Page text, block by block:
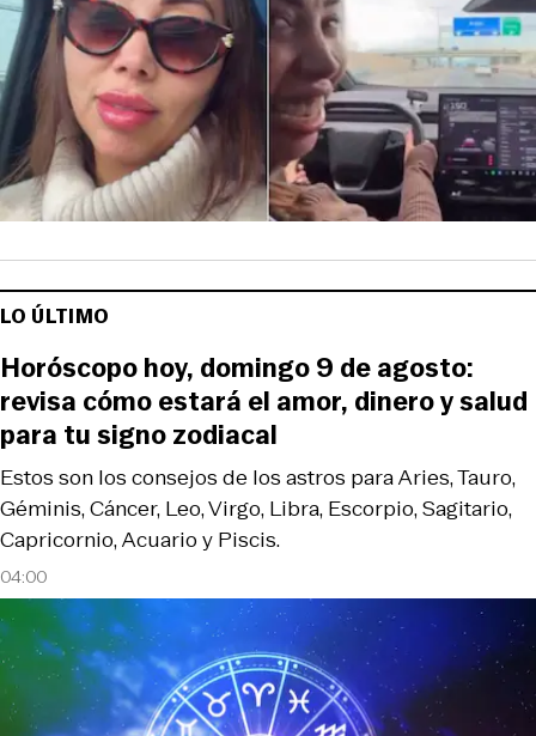
LO ÚLTIMO
04:00
Estos son los consejos de los astros para Aries, Tauro,
Géminis, Cáncer, Leo, Virgo, Libra, Escorpio, Sagitario,
Capricornio, Acuario y Piscis.
Horóscopo hoy, domingo 9 de agosto:
revisa cómo estará el amor, dinero y salud
para tu signo zodiacal